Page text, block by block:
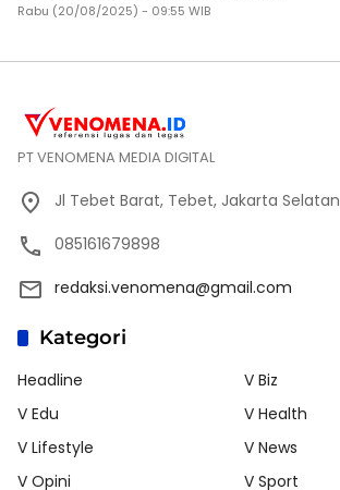
Rabu (20/08/2025) - 09:55 WIB
PT VENOMENA MEDIA DIGITAL
Jl Tebet Barat, Tebet, Jakarta Selatan
085161679898
redaksi.venomena@gmail.com
Kategori
Headline
V Biz
V Edu
V Health
V Lifestyle
V News
V Opini
V Sport